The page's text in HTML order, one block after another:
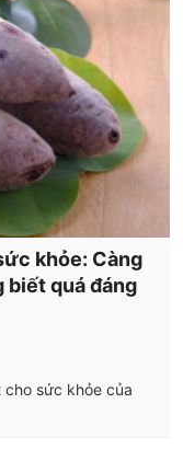
khỏe: Càng
biết quá đáng
sức khỏe của